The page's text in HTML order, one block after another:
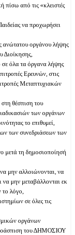
πίσω από τις «κλειστές
να προχωρήσει
ανώτατου οργάνου λήψης
Διοίκησης,
σε όλα τα όργανα λήψης
Ερευνών, στις
Μεταπτυχιακών
θέσπιση του
των οργάνων
το επιθυμεί,
των συνεδριάσεων των
τη δημοσιοποίησή
μην αλλοιώνονται, να
μην μεταβάλλονται εκ
το λόγο,
σε όλες τις
οργάνων
του ΔΗΜΟΣΙΟΥ